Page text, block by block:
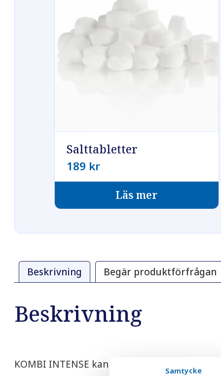
Samtycke
Salttabletter
189 kr
Läs mer
Beskrivning Begär produktförfrågan
Beskrivning
KOMBI INTENSE kan tyvärr inte monteras